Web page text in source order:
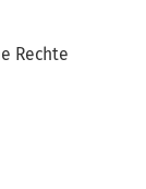
Rechte